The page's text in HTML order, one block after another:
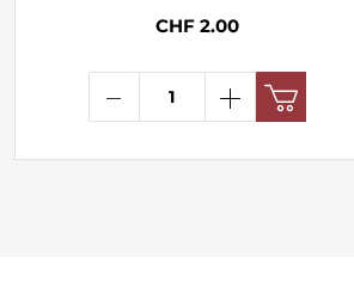
CHF 2.00